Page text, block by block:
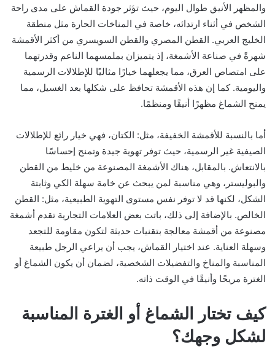
والمظهر الأنيق طوال اليوم، حيث تؤثر جودة القماش على مدى راحة
الشخص في أثناء ارتدائه، خاصة في المناخات الحارة مثل منطقة
الخليج العربي. القطن المصري والقطن السويسري من أكثر الأقمشة
شهرةً في صناعة الأشمغة، إذ يتميزان بملمسهما الناعم وقدرتهما
على امتصاص العرق، مما يجعلهما خيارًا مثاليًا للإطلالات الرسمية
واليومية. كما إن هذه الأقمشة تحافظ على شكلها بعد الغسيل، مما
يمنح الشماغ مظهرًا أنيقًا ومنظمًا.
أما بالنسبة للأقمشة الخفيفة، مثل: الكتان، فهي خيار رائع للإطلالات
الصيفية غير الرسمية، حيث توفر تهوية جيدة وتمنح إحساسًا
بالانتعاش. بالمقابل، هناك الأشمغة المصنوعة من خليط من القطن
والبوليستر، وهي مناسبة لمن يبحث عن خامة سهلة الكي وثابتة
الشكل، لكنها قد لا توفر نفس مستوى التهوية الطبيعية، مثل: القطن
الخالص. بالإضافة إلى ذلك، باتت بعض العلامات التجارية تقدم أشمغة
مصنوعة من أقمشة معالجة بتقنيات حديثة لتكون مقاومة للتجعد
وسهلة العناية. عند اختيار القماش، يجب أن يراعي الرجل طبيعة
المناسبة والمناخ والتفضيلات الشخصية، لضمان أن يكون الشماغ أو
الغترة مريحًا وأنيقًا في الوقت ذاته.
كيف تختار الشماغ أو الغترة المناسبة
لشكل وجهك؟